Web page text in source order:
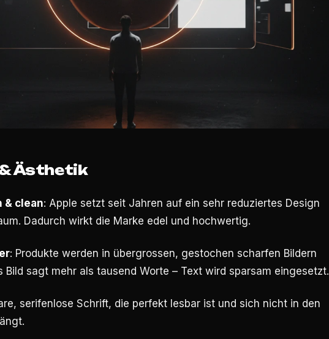
& Ästhetik
& clean: Apple setzt seit Jahren auf ein sehr reduziertes Design
Dadurch wirkt die Marke edel und hochwertig.
: Produkte werden in übergrossen, gestochen scharfen Bildern
Bild sagt mehr als tausend Worte – Text wird sparsam eingesetzt.
serifenlose Schrift, die perfekt lesbar ist und sich nicht in den